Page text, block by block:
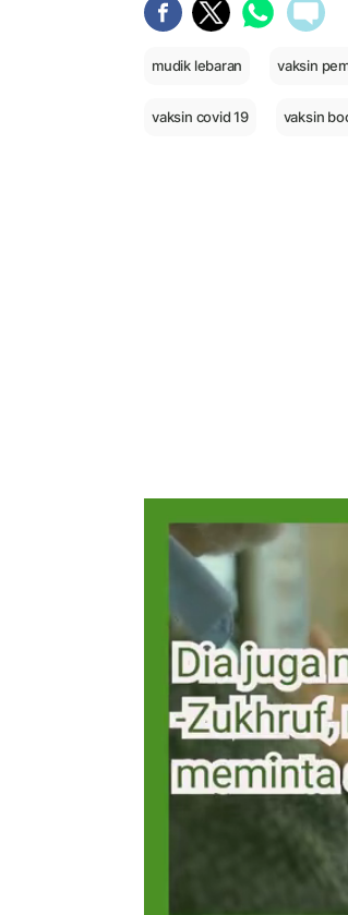
mudik lebaran vaksin
vaksin covid 19 vaksin